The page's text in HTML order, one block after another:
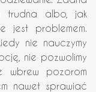
albo, jak
jest problemem.
nie nauczymy
nie pozwolimy
wbrew pozorom
nawet sprawiać